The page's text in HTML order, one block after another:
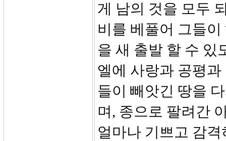
게 남의 것을 모두
비를 베풀어 그들
을 새 출발 할 수 있
엘에 사랑과 공평
들이 빼앗긴 땅을
며, 종으로 팔려간
얼마나 기쁘고 감